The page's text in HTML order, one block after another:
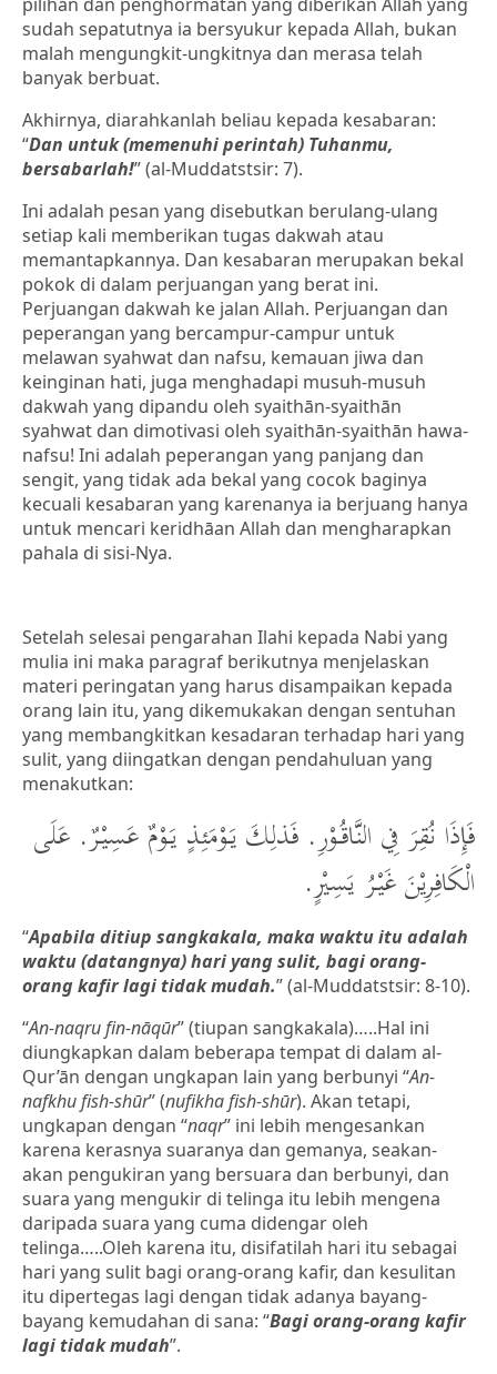
sudah sepatutnya ia bersyukur kepada Allah, bukan
malah mengungkit-ungkitnya dan merasa telah
banyak berbuat.
Akhirnya, diarahkanlah beliau kepada kesabaran:
“Dan untuk (memenuhi perintah) Tuhanmu,
bersabarlah!” (al-Muddatstsir: 7).
Ini adalah pesan yang disebutkan berulang-ulang
setiap kali memberikan tugas dakwah atau
memantapkannya. Dan kesabaran merupakan bekal
pokok di dalam perjuangan yang berat ini.
Perjuangan dakwah ke jalan Allah. Perjuangan dan
peperangan yang bercampur-campur untuk
melawan syahwat dan nafsu, kemauan jiwa dan
keinginan hati, juga menghadapi musuh-musuh
dakwah yang dipandu oleh syaithān-syaithān
syahwat dan dimotivasi oleh syaithān-syaithān hawa-
nafsu! Ini adalah peperangan yang panjang dan
sengit, yang tidak ada bekal yang cocok baginya
kecuali kesabaran yang karenanya ia berjuang hanya
untuk mencari keridhāan Allah dan mengharapkan
pahala di sisi-Nya.
Setelah selesai pengarahan Ilahi kepada Nabi yang
mulia ini maka paragraf berikutnya menjelaskan
materi peringatan yang harus disampaikan kepada
orang lain itu, yang dikemukakan dengan sentuhan
yang membangkitkan kesadaran terhadap hari yang
sulit, yang diingatkan dengan pendahuluan yang
menakutkan:
فَإِذَا نُقِرَ فِي النَّاقُوْرِ. فَذلِكَ يَوْمَئِذٍ يَوْمٌ عَسِيْرٌ. عَلَى
الْكَافِرِيْنَ غَيْرُ يَسِيْرٍ.
“Apabila ditiup sangkakala, maka waktu itu adalah
waktu (datangnya) hari yang sulit, bagi orang-
orang kafir lagi tidak mudah.” (al-Muddatstsir: 8-10).
“An-naqru fin-nāqūr” (tiupan sangkakala)…..Hal ini
diungkapkan dalam beberapa tempat di dalam al-
Qur’ān dengan ungkapan lain yang berbunyi “An-
nafkhu fish-shūr” (nufikha fish-shūr). Akan tetapi,
ungkapan dengan “naqr” ini lebih mengesankan
karena kerasnya suaranya dan gemanya, seakan-
akan pengukiran yang bersuara dan berbunyi, dan
suara yang mengukir di telinga itu lebih mengena
daripada suara yang cuma didengar oleh
telinga…..Oleh karena itu, disifatilah hari itu sebagai
hari yang sulit bagi orang-orang kafir, dan kesulitan
itu dipertegas lagi dengan tidak adanya bayang-
bayang kemudahan di sana: “Bagi orang-orang kafir
lagi tidak mudah”.